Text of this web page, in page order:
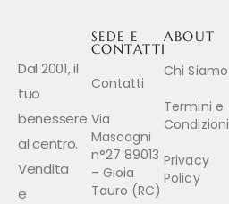
Dal 2001, il
tuo
benessere
al centro.
Vendita
e
ABOUT
Chi Siamo
Termini e
Condizioni
Privacy
Policy
SEDE E
CONTATTI
Contatti
Via
Mascagni
n°27 89013
– Gioia
Tauro (RC)